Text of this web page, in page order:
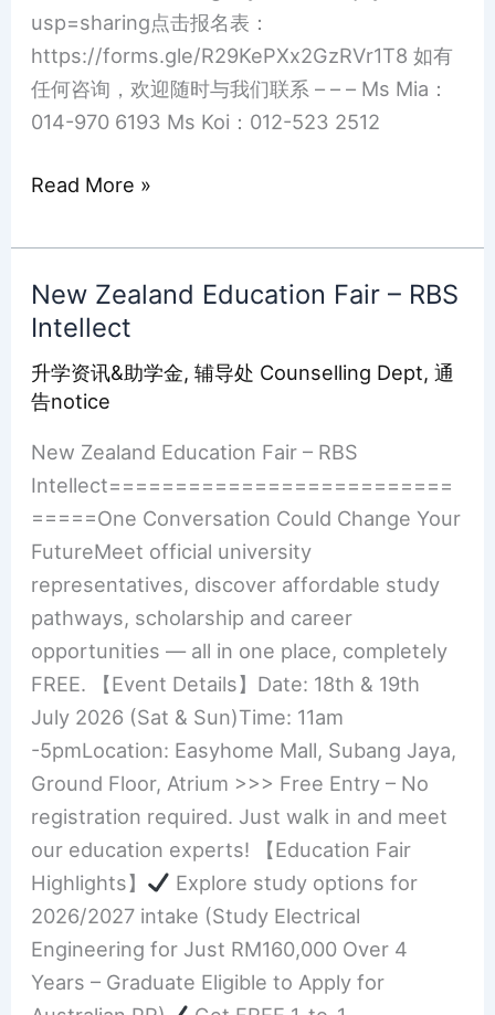
usp=sharing点击报名表：
https://forms.gle/R29KePXx2GzRVr1T8 如有
任何咨询，欢迎随时与我们联系 – – – Ms Mia：
014-970 6193 Ms Koi：012-523 2512
Read More »
New Zealand Education Fair – RBS
Intellect
升学资讯&助学金,辅导处 Counselling Dept,通
告notice
New Zealand Education Fair – RBS
Intellect==========================
=====One Conversation Could Change Your
FutureMeet official university
representatives, discover affordable study
pathways, scholarship and career
opportunities — all in one place, completely
FREE. 【Event Details】Date: 18th & 19th
July 2026 (Sat & Sun)Time: 11am
-5pmLocation: Easyhome Mall, Subang Jaya,
Ground Floor, Atrium >>> Free Entry – No
registration required. Just walk in and meet
our education experts! 【Education Fair
Highlights】
Explore study options for
2026/2027 intake (Study Electrical
Engineering for Just RM160,000 Over 4
Years – Graduate Eligible to Apply for
New
Zealand
Education
Fair
RBS
Intellect